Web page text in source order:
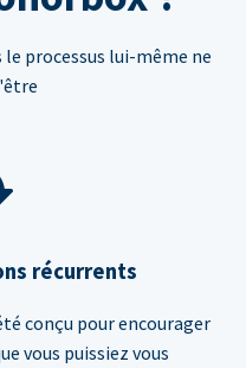
processus lui-même ne
récurrents
conçu pour encourager
vous puissiez vous